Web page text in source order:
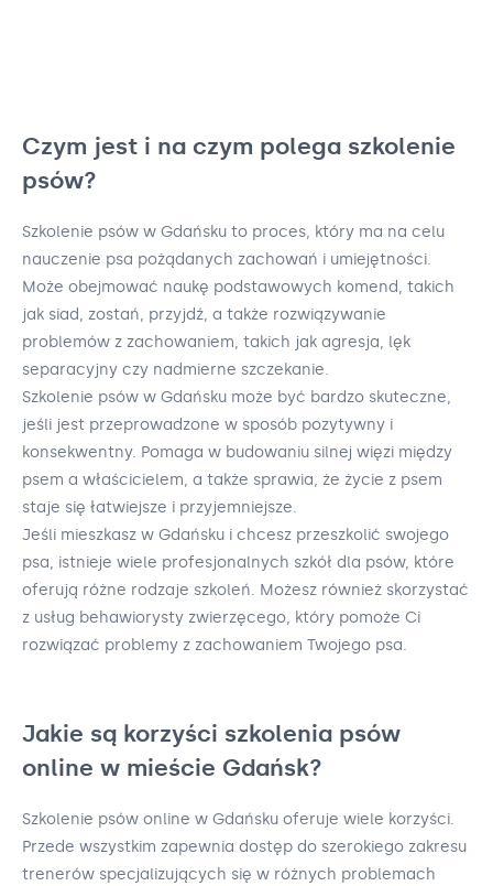
Czym jest i na czym polega szkolenie
psów?
Szkolenie psów w Gdańsku to proces, który ma na celu
nauczenie psa pożądanych zachowań i umiejętności.
Może obejmować naukę podstawowych komend, takich
jak siad, zostań, przyjdź, a także rozwiązywanie
problemów z zachowaniem, takich jak agresja, lęk
separacyjny czy nadmierne szczekanie.
Szkolenie psów w Gdańsku może być bardzo skuteczne,
jeśli jest przeprowadzone w sposób pozytywny i
konsekwentny. Pomaga w budowaniu silnej więzi między
psem a właścicielem, a także sprawia, że życie z psem
staje się łatwiejsze i przyjemniejsze.
Jeśli mieszkasz w Gdańsku i chcesz przeszkolić swojego
psa, istnieje wiele profesjonalnych szkół dla psów, które
oferują różne rodzaje szkoleń. Możesz również skorzystać
z usług behawiorysty zwierzęcego, który pomoże Ci
rozwiązać problemy z zachowaniem Twojego psa.
Jakie są korzyści szkolenia psów
online w mieście Gdańsk?
Szkolenie psów online w Gdańsku oferuje wiele korzyści.
Przede wszystkim zapewnia dostęp do szerokiego zakresu
trenerów specjalizujących się w różnych problemach